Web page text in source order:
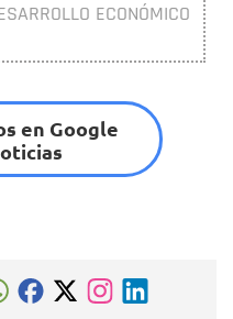
ECONÓMICO
en Google